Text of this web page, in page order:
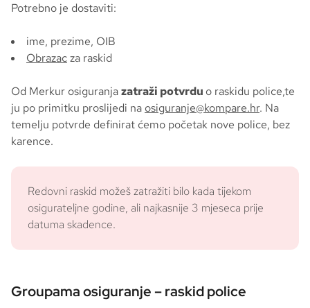
Potrebno je dostaviti:
ime, prezime, OIB
Obrazacza raskid
Od Merkur osiguranjazatraži potvrdu o raskidu police,te
ju po primitku proslijedi na osiguranje@kompare.hr. Na
temelju potvrde definirat ćemo početak nove police, bez
karence.
Redovni raskid možeš zatražiti bilo kada tijekom
osigurateljne godine, ali najkasnije 3 mjeseca prije
datuma skadence.
Groupama osiguranje – raskid police